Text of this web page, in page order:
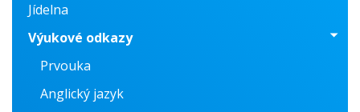
Konzultační centrum
Jídelna
Výukové odkazy
Prvouka
Anglický jazyk